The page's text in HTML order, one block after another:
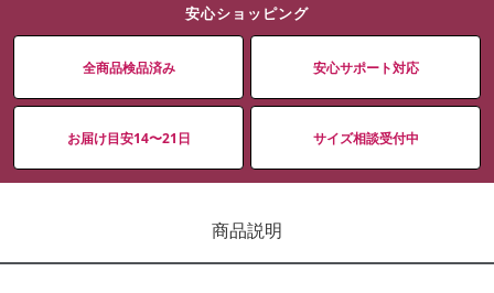
安心ショッピング
全商品検品済み 安心サポート対応
お届け目安14〜21日 サイズ相談受付中
商品説明